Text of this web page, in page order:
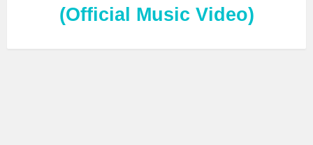
(Official Music Video)